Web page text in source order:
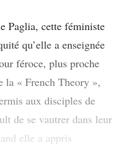
Paglia, cette féministe
qu’elle a enseignée
féroce, plus proche
la « French Theory »,
aux disciples de
de se vautrer dans leur
elle a appris